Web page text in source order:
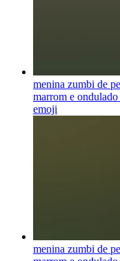
menina zumbi de
marrom e ondulado
emoji
menina zumbi de